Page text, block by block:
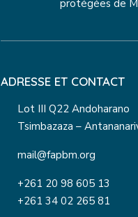
protégées de
ADRESSE ET CONTACT
Lot III Q22 Andoharano
Tsimbazaza –
mail@fapbm.org
+261 20 98 605 13
+261 34 02 265 81